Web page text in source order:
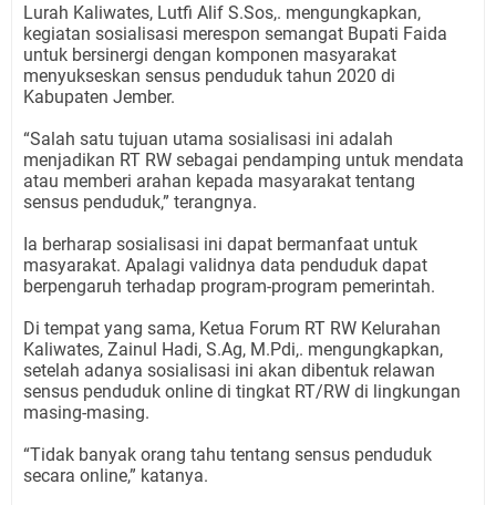
Lurah Kaliwates, Lutfi Alif S.Sos,. mengungkapkan,
kegiatan sosialisasi merespon semangat Bupati Faida
untuk bersinergi dengan komponen masyarakat
menyukseskan sensus penduduk tahun 2020 di
Kabupaten Jember.
“Salah satu tujuan utama sosialisasi ini adalah
menjadikan RT RW sebagai pendamping untuk mendata
atau memberi arahan kepada masyarakat tentang
sensus penduduk,” terangnya.
Ia berharap sosialisasi ini dapat bermanfaat untuk
masyarakat. Apalagi validnya data penduduk dapat
berpengaruh terhadap program-program pemerintah.
Di tempat yang sama, Ketua Forum RT RW Kelurahan
Kaliwates, Zainul Hadi, S.Ag, M.Pdi,. mengungkapkan,
setelah adanya sosialisasi ini akan dibentuk relawan
sensus penduduk online di tingkat RT/RW di lingkungan
masing-masing.
“Tidak banyak orang tahu tentang sensus penduduk
secara online,” katanya.